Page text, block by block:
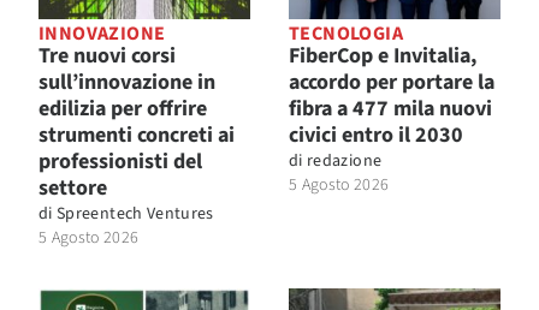
INNOVAZIONE
Tre nuovi corsi
sull’innovazione in
edilizia per offrire
strumenti concreti ai
professionisti del
settore
di Spreentech Ventures
5 Agosto 2026
TECNOLOGIA
FiberCop e Invitalia,
accordo per portare la
fibra a 477 mila nuovi
civici entro il 2030
di redazione
5 Agosto 2026